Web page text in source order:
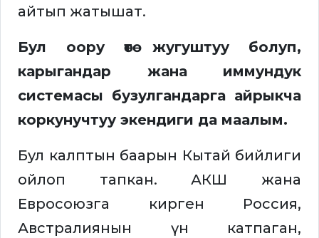
айтып жатышат.
Бул оору өтө жугуштуу болуп,
карыгандар жана иммундук
системасы бузулгандарга айрыкча
коркунучтуу экендиги да маалым.
Бул калптын баарын Кытай бийлиги
ойлоп тапкан. АКШ жана
Евросоюзга кирген Россия,
Австралиянын үн катпаган,